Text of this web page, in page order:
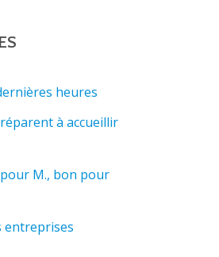
heures
à accueillir
M., bon pour
entreprises